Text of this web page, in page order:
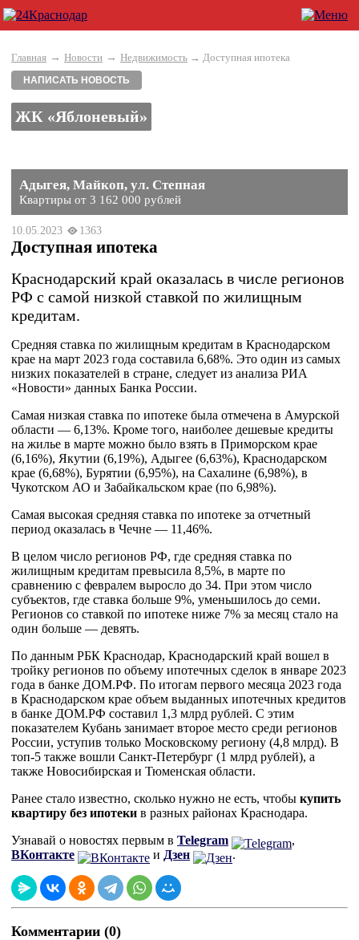
Главная → Новости → Недвижимость → Доступная ипотека
НАПИСАТЬ НОВОСТЬ
ЖК «Яблоневый»
Адыгея, Майкоп, ул. Степная
Квартиры от 3 162 000 рублей
10.05.2023 1363
Доступная ипотека
Краснодарский край оказалась в числе регионов
РФ с самой низкой ставкой по жилищным
кредитам.
Средняя ставка по жилищным кредитам в Краснодарском
крае на март 2023 года составила 6,68%. Это один из самых
низких показателей в стране, следует из анализа РИА
«Новости» данных Банка России.
Самая низкая ставка по ипотеке была отмечена в Амурской
области — 6,13%. Кроме того, наиболее дешевые кредиты
на жилье в марте можно было взять в Приморском крае
(6,16%), Якутии (6,19%), Адыгее (6,63%), Краснодарском
крае (6,68%), Бурятии (6,95%), на Сахалине (6,98%), в
Чукотском АО и Забайкальском крае (по 6,98%).
Самая высокая средняя ставка по ипотеке за отчетный
период оказалась в Чечне — 11,46%.
В целом число регионов РФ, где средняя ставка по
жилищным кредитам превысила 8,5%, в марте по
сравнению с февралем выросло до 34. При этом число
субъектов, где ставка больше 9%, уменьшилось до семи.
Регионов со ставкой по ипотеке ниже 7% за месяц стало на
один больше — девять.
По данным РБК Краснодар, Краснодарский край вошел в
тройку регионов по объему ипотечных сделок в январе 2023
года в банке ДОМ.РФ. По итогам первого месяца 2023 года
в Краснодарском крае объем выданных ипотечных кредитов
в банке ДОМ.РФ составил 1,3 млрд рублей. С этим
показателем Кубань занимает второе место среди регионов
России, уступив только Московскому региону (4,8 млрд). В
топ-5 также вошли Санкт-Петербург (1 млрд рублей), а
также Новосибирская и Тюменская области.
Ранее стало известно, сколько нужно не есть, чтобы купить
квартиру без ипотеки в разных районах Краснодара.
Узнавай о новостях первым в Telegram
,
ВКонтакте
и Дзен .
Комментарии (0)